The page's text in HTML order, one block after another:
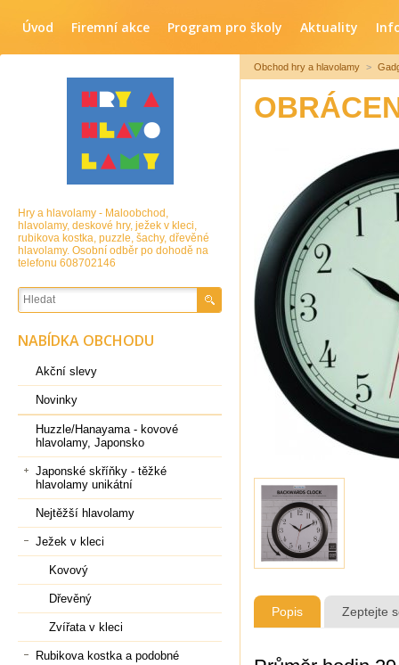
Úvod Firemní akce Program pro školy Aktuality
Obchod hry a hlavolamy >
Popis Zeptejte
Hry a hlavolamy - Maloobchod,
hlavolamy, deskové hry, ježek v kleci,
rubikova kostka, puzzle, šachy, dřevěné
hlavolamy. Osobní odběr po dohodě na
telefonu 608702146
NABÍDKA OBCHODU
Akční slevy
Novinky
Huzzle/Hanayama - kovové
hlavolamy, Japonsko
Japonské skříňky - těžké
hlavolamy unikátní
Nejtěžší hlavolamy
Ježek v kleci
Kovový
Dřevěný
Zvířata v kleci
Rubikova kostka a podobné